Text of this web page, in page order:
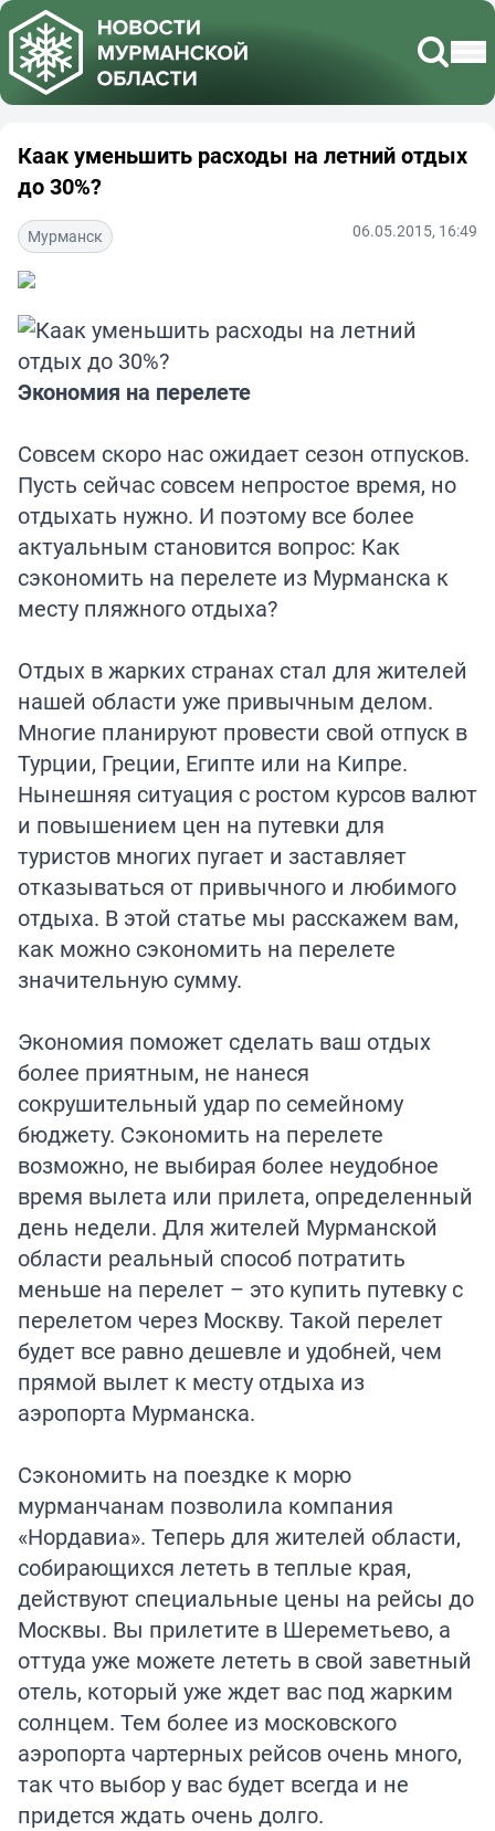
Каак уменьшить расходы на летний отдых
до 30%?
Мурманск 06.05.2015, 16:49
Экономия на перелете
Совсем скоро нас ожидает сезон отпусков.
Пусть сейчас совсем непростое время, но
отдыхать нужно. И поэтому все более
актуальным становится вопрос: Как
сэкономить на перелете из Мурманска к
месту пляжного отдыха?
Отдых в жарких странах стал для жителей
нашей области уже привычным делом.
Многие планируют провести свой отпуск в
Турции, Греции, Египте или на Кипре.
Нынешняя ситуация с ростом курсов валют
и повышением цен на путевки для
туристов многих пугает и заставляет
отказываться от привычного и любимого
отдыха. В этой статье мы расскажем вам,
как можно сэкономить на перелете
значительную сумму.
Экономия поможет сделать ваш отдых
более приятным, не нанеся
сокрушительный удар по семейному
бюджету. Сэкономить на перелете
возможно, не выбирая более неудобное
время вылета или прилета, определенный
день недели. Для жителей Мурманской
области реальный способ потратить
меньше на перелет – это купить путевку с
перелетом через Москву. Такой перелет
будет все равно дешевле и удобней, чем
прямой вылет к месту отдыха из
аэропорта Мурманска.
Сэкономить на поездке к морю
мурманчанам позволила компания
«Нордавиа». Теперь для жителей области,
собирающихся лететь в теплые края,
действуют специальные цены на рейсы до
Москвы. Вы прилетите в Шереметьево, а
оттуда уже можете лететь в свой заветный
отель, который уже ждет вас под жарким
солнцем. Тем более из московского
аэропорта чартерных рейсов очень много,
так что выбор у вас будет всегда и не
придется ждать очень долго.